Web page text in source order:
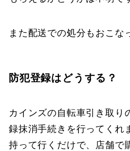
また配送での処分もおこな
防犯登録はどうする？
カインズの自転車引き取り
録抹消手続きを行ってくれ
持って行くだけで、​​店舗で